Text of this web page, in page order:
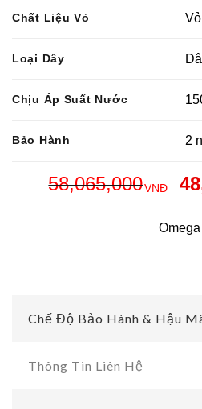
Chất Liệu Vỏ
Loại Dây
Chịu Áp Suất Nước
Bảo Hành 2
58,065,000VNĐ
Omega
Chế Độ Bảo Hành & Hậu
Thông Tin Liên Hệ